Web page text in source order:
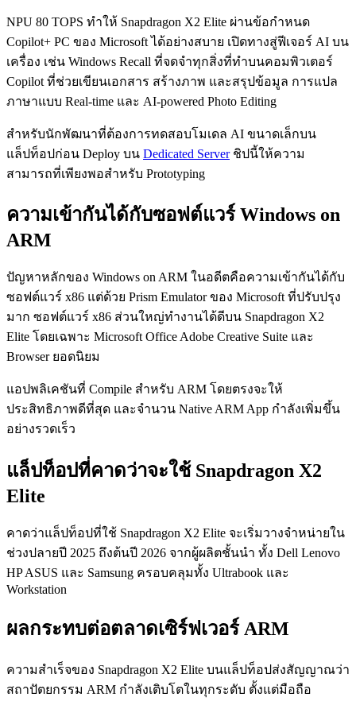
NPU 80 TOPS ทำให้ Snapdragon X2 Elite ผ่านข้อกำหนด
Copilot+ PC ของ Microsoft ได้อย่างสบาย เปิดทางสู่ฟีเจอร์ AI บน
เครื่อง เช่น Windows Recall ที่จดจำทุกสิ่งที่ทำบนคอมพิวเตอร์
Copilot ที่ช่วยเขียนเอกสาร สร้างภาพ และสรุปข้อมูล การแปล
ภาษาแบบ Real-time และ AI-powered Photo Editing
สำหรับนักพัฒนาที่ต้องการทดสอบโมเดล AI ขนาดเล็กบน
แล็ปท็อปก่อน Deploy บน Dedicated Serverชิปนี้ให้ความ
สามารถที่เพียงพอสำหรับ Prototyping
ความเข้ากันได้กับซอฟต์แวร์ Windows on
ARM
ปัญหาหลักของ Windows on ARM ในอดีตคือความเข้ากันได้กับ
ซอฟต์แวร์ x86 แต่ด้วย Prism Emulator ของ Microsoft ที่ปรับปรุง
มาก ซอฟต์แวร์ x86 ส่วนใหญ่ทำงานได้ดีบน Snapdragon X2
Elite โดยเฉพาะ Microsoft Office Adobe Creative Suite และ
Browser ยอดนิยม
แอปพลิเคชันที่ Compile สำหรับ ARM โดยตรงจะให้
ประสิทธิภาพดีที่สุด และจำนวน Native ARM App กำลังเพิ่มขึ้น
อย่างรวดเร็ว
แล็ปท็อปที่คาดว่าจะใช้ Snapdragon X2
Elite
คาดว่าแล็ปท็อปที่ใช้ Snapdragon X2 Elite จะเริ่มวางจำหน่ายใน
ช่วงปลายปี 2025 ถึงต้นปี 2026 จากผู้ผลิตชั้นนำ ทั้ง Dell Lenovo
HP ASUS และ Samsung ครอบคลุมทั้ง Ultrabook และ
Workstation
ผลกระทบต่อตลาดเซิร์ฟเวอร์ ARM
ความสำเร็จของ Snapdragon X2 Elite บนแล็ปท็อปส่งสัญญาณว่า
สถาปัตยกรรม ARM กำลังเติบโตในทุกระดับ ตั้งแต่มือถือ